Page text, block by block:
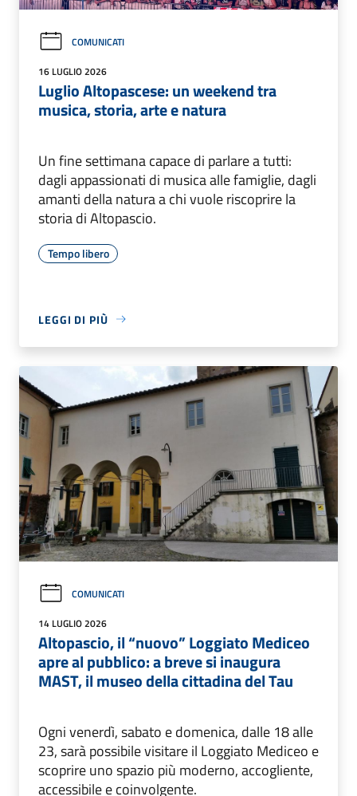
COMUNICATI
16 LUGLIO 2026
Luglio Altopascese: un weekend tra
musica, storia, arte e natura
Un fine settimana capace di parlare a tutti:
dagli appassionati di musica alle famiglie, dagli
amanti della natura a chi vuole riscoprire la
storia di Altopascio.
Tempo libero
LEGGI DI PIÙ
COMUNICATI
14 LUGLIO 2026
Altopascio, il “nuovo” Loggiato Mediceo
apre al pubblico: a breve si inaugura
MAST, il museo della cittadina del Tau
Ogni venerdì, sabato e domenica, dalle 18 alle
23, sarà possibile visitare il Loggiato Mediceo e
scoprire uno spazio più moderno, accogliente,
accessibile e coinvolgente.